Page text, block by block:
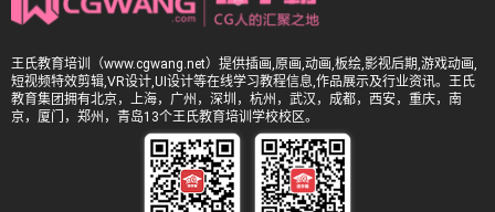
王氏教育培训（www.cgwang.net）提供插画,原画,动画,板绘,影视后期,游戏动画,
短视频特效剪辑,VR设计,UI设计等在线学习教程信息,作品展示及行业资讯。王氏
教育集团拥有北京，上海，广州，深圳，杭州，武汉，成都，西安，重庆，南
京，厦门，郑州，青岛13个王氏教育培训学校校区。